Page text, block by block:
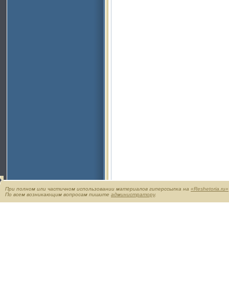
При полном или частичном использовании материалов гиперссылка на «Reshetoria.ru»
По всем возникающим вопросам пишите администратору.